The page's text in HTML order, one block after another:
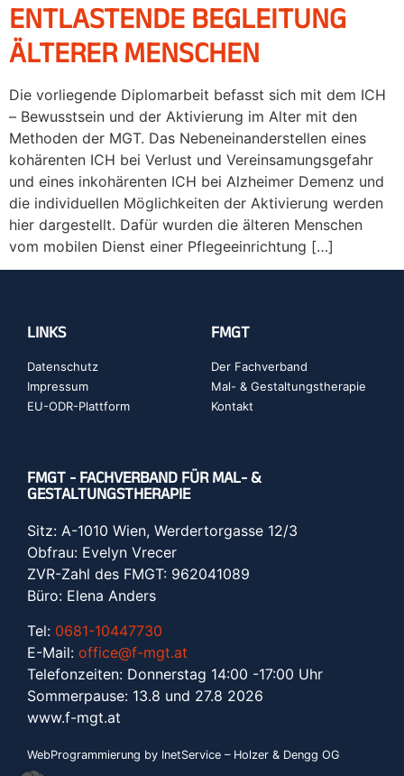
ENTLASTENDE BEGLEITUNG
ÄLTERER MENSCHEN
Die vorliegende Diplomarbeit befasst sich mit dem ICH
– Bewusstsein und der Aktivierung im Alter mit den
Methoden der MGT. Das Nebeneinanderstellen eines
kohärenten ICH bei Verlust und Vereinsamungsgefahr
und eines inkohärenten ICH bei Alzheimer Demenz und
die individuellen Möglichkeiten der Aktivierung werden
hier dargestellt. Dafür wurden die älteren Menschen
vom mobilen Dienst einer Pflegeeinrichtung […]
LINKS
Datenschutz
Impressum
EU-ODR-Plattform
FMGT
Der Fachverband
Mal- & Gestaltungstherapie
Kontakt
FMGT - FACHVERBAND FÜR MAL- &
GESTALTUNGSTHERAPIE
Sitz: A-1010 Wien, Werdertorgasse 12/3
Obfrau: Evelyn Vrecer
ZVR-Zahl des FMGT: 962041089
Büro: Elena Anders
Tel: 0681-10447730
E-Mail: office@f-mgt.at
Telefonzeiten: Donnerstag 14:00 -17:00 Uhr
Sommerpause: 13.8 und 27.8 2026
www.f-mgt.at
WebProgrammierung by InetService – Holzer & Dengg OG